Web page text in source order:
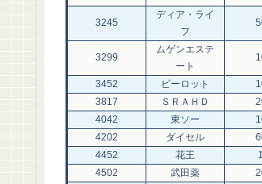
3245
ディア・ライ
フ
3299
ムゲンエステ
ート
3452 ビーロット
3817
ＳＲＡＨＤ
4042
東ソー
4202
ダイセル
4452
花王
4502
武田薬